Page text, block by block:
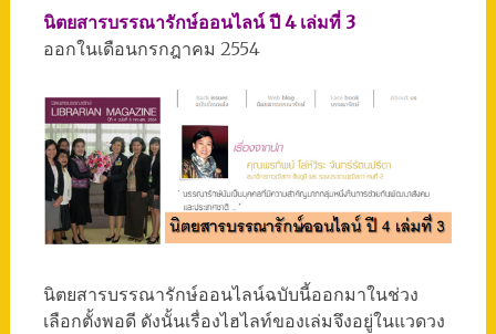
นิตยสารบรรณารักษ์ออนไลน์ ปี 4 เล่มที่ 3
ออกในเดือนกรกฎาคม 2554
นิตยสารบรรณารักษ์ออนไลน์ฉบับนี้ออกมาในช่วง
เลือกตั้งพอดี ดังนั้นเรื่องไฮไลท์ของเล่มจึงอยู่ในแวดวง